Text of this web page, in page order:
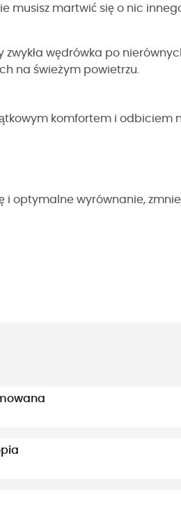
musisz martwić się o nic
wędrówka po
na świeżym powietrzu.
komfortem i odbiciem
optymalne wyrównanie,